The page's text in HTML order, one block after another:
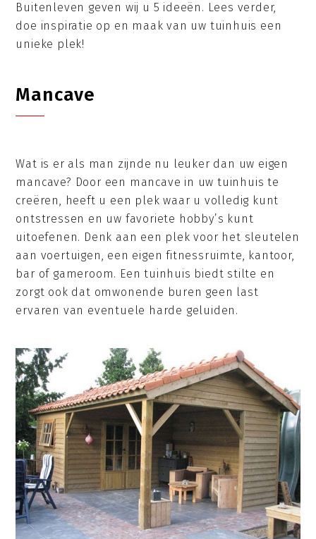
Buitenleven geven wij u 5 ideeën. Lees verder,
doe inspiratie op en maak van uw tuinhuis een
unieke plek!
Mancave
Wat is er als man zijnde nu leuker dan uw eigen
mancave? Door een mancave in uw tuinhuis te
creëren, heeft u een plek waar u volledig kunt
ontstressen en uw favoriete hobby’s kunt
uitoefenen. Denk aan een plek voor het sleutelen
aan voertuigen, een eigen fitnessruimte, kantoor,
bar of gameroom. Een tuinhuis biedt stilte en
zorgt ook dat omwonende buren geen last
ervaren van eventuele harde geluiden.